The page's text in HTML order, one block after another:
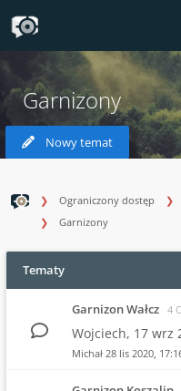
Garnizony
Nowy temat
Ograniczony dostęp
Garnizony
Tematy
Garnizon Wałcz 4
Wojciech, 17 wrz
Michał 28 lis 2020,